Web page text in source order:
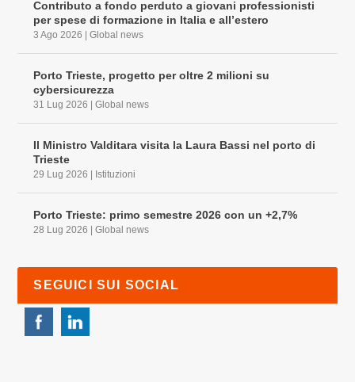
Contributo a fondo perduto a giovani professionisti
per spese di formazione in Italia e all’estero
3 Ago 2026 |Global news
Porto Trieste, progetto per oltre 2 milioni su
cybersicurezza
31 Lug 2026 |Global news
Il Ministro Valditara visita la Laura Bassi nel porto di
Trieste
29 Lug 2026 Istituzioni
Porto Trieste: primo semestre 2026 con un +2,7%
28 Lug 2026 |Global news
SEGUICI SUI SOCIAL